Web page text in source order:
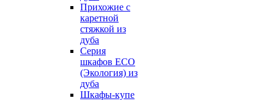
Прихожие с
каретной
стяжкой из
дуба
Серия
шкафов ECO
(Экология) из
дуба
Шкафы-купе